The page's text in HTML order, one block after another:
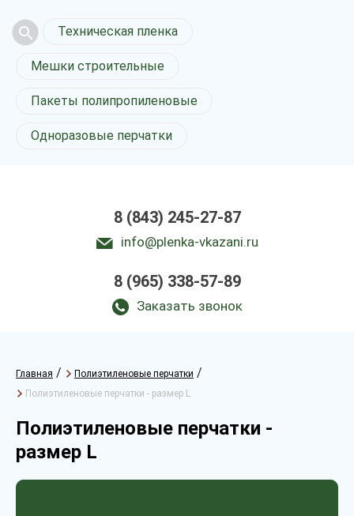
Техническая пленка
Мешки строительные
Пакеты полипропиленовые
Одноразовые перчатки
8 (843) 245-27-87
info@plenka-vkazani.ru
8 (965) 338-57-89
Заказать звонок
Главная / Полиэтиленовые перчатки /
Полиэтиленовые перчатки - размер L
Полиэтиленовые перчатки -
размер L